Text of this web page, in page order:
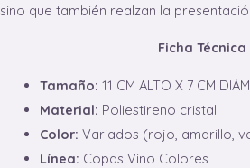
sino que también realzan la
Ficha Técnica
Tamaño: 11 CM ALTO X 7 CM
Material: Poliestireno cristal
Color: Variados (rojo, amarillo,
Línea: Copas Vino Colores